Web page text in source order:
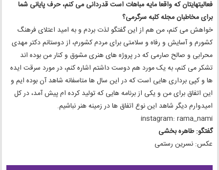
فعالیتهایتان که واقعا مایه مباهات است قدردانی می کنم، حرف پایانی شما
برای مخاطبان مجله کلبه سرگرمی؟
خواهش می کنم، من هم از این گفتگو لذت بردم و به امید اعتلای فرهنگ
کشورم و آسایش و رفاه و سلامتی برای مردم کشورم، از دوستانم دکتر مهدی
محرابی و صالح صارمی که در پروژه های هنری مشوق و کنار من بوده اند
تشکر می کنم، به یک مورد هم دوست داشتم اشاره کنم، در مورد سرقت ایده
ها و کپی برداری هایی است که در این سال ها متاسفانه شاهد آن بوده ایم و
این اتفاق برای من و یکی از برنامه هایی که تولید کرده ام پیش آمد، در کل
امیدوارم دیگر شاهد این نوع اتفاق ها در زمینه هنر نباشیم.
instagram: rama_nami
گفتگو: طاهره بخشی
عکس: نسرین رستمی